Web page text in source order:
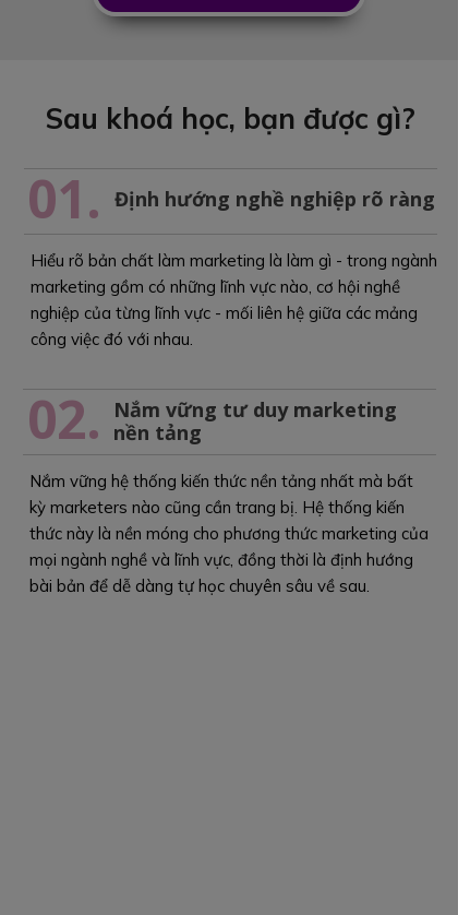
01. Định hướng nghề nghiệp rõ ràng
Hiểu rõ bản chất làm marketing là làm gì - trong ngành
marketing gồm có những lĩnh vực nào, cơ hội nghề
nghiệp của từng lĩnh vực - mối liên hệ giữa các mảng
công việc đó với nhau.
02.
Nắm vững tư duy marketing
nền tảng
Nắm vững hệ thống kiến thức nền tảng nhất mà bất
kỳ marketers nào cũng cần trang bị. Hệ thống kiến
thức này là nền móng cho phương thức marketing của
mọi ngành nghề và lĩnh vực, đồng thời là định hướng
bài bản để dễ dàng tự học chuyên sâu về sau.
Sau khoá học, bạn được gì?